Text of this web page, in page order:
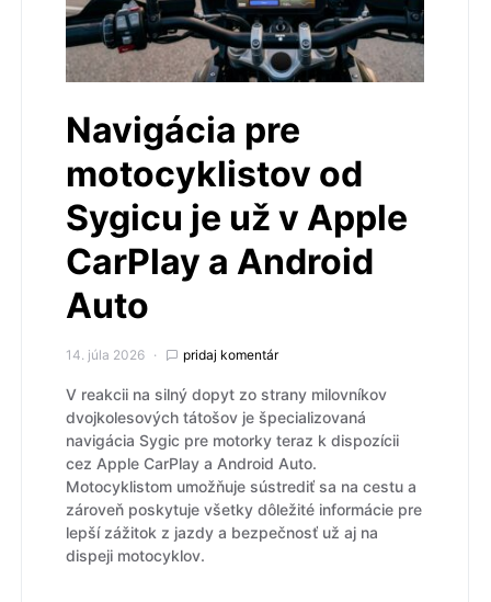
Navigácia pre
motocyklistov od
Sygicu je už v Apple
CarPlay a Android
Auto
14. júla 2026 pridaj komentár
V reakcii na silný dopyt zo strany milovníkov
dvojkolesových tátošov je špecializovaná
navigácia Sygic pre motorky teraz k dispozícii
cez Apple CarPlay a Android Auto.
Motocyklistom umožňuje sústrediť sa na cestu a
zároveň poskytuje všetky dôležité informácie pre
lepší zážitok z jazdy a bezpečnosť už aj na
dispeji motocyklov.